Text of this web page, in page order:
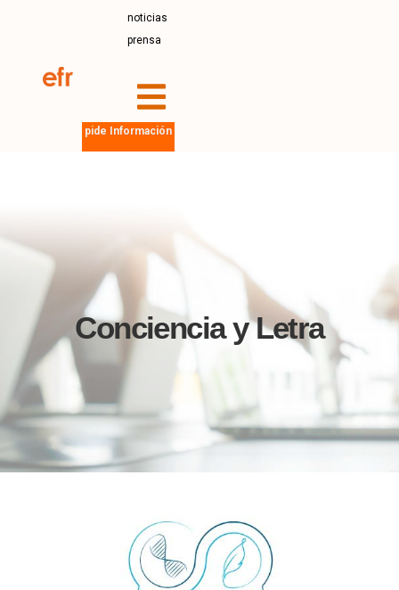
noticias
prensa
pide Información
Conciencia y Letra